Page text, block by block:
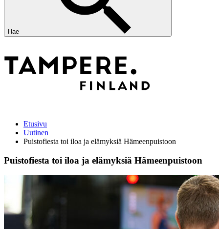
Hae
Etusivu
Uutinen
Puistofiesta toi iloa ja elämyksiä Hämeenpuistoon
Puistofiesta toi iloa ja elämyksiä Hämeenpuistoon